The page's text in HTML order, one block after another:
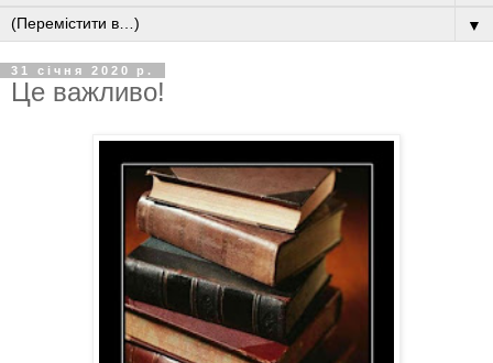
▼
31 січня 2020 р.
Це важливо!